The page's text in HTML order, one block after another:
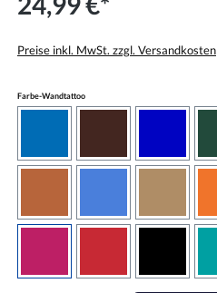
Preise inkl. MwSt. zzgl. Versandkosten
Farbe-Wandtattooauswählen